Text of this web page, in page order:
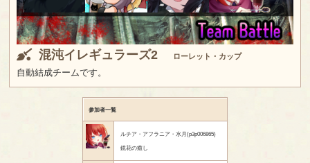
混沌イレギュラーズ2 ローレット・カップ
自動結成チームです。
参加者一覧
ルチア・アフラニア・水月(p3p006865)
鏡花の癒し